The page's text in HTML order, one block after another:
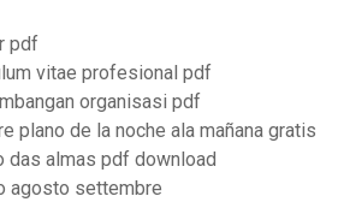
pdf
vitae profesional pdf
organisasi pdf
plano de la noche ala mañana gratis
das almas pdf download
agosto settembre